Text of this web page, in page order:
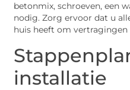
betonmix, schroeven, een
nodig. Zorg ervoor dat u
huis heeft om vertragingen
installatie